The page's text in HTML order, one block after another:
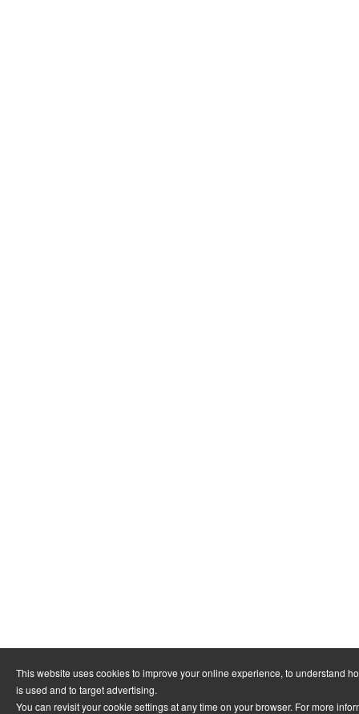
This website uses cookies to improve your online experience, to understand
is used and to target advertising.
You can revisit your cookie settings at any time on your browser. For more